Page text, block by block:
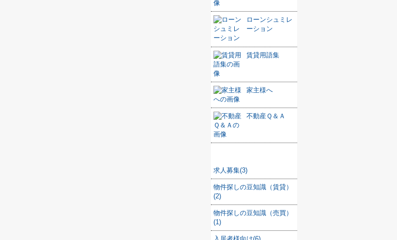
ローンシュミレ
ーション
賃貸用語集
家主様へ
不動産Ｑ＆Ａ
求人募集(3)
物件探しの豆知識（賃貸）
(2)
物件探しの豆知識（売買）
(1)